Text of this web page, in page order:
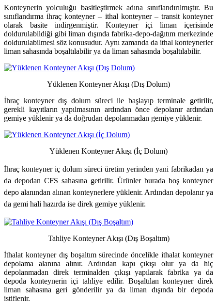
Konteynerin yolculuğu basitleştirmek adına sınıflandırılmıştır. Bu
sınıflandırma ihraç konteyner – ithal konteyner – transit konteyner
olarak basite indirgenmiştir. Konteyner içi liman içerisinde
doldurulabildiği gibi liman dışında fabrika-depo-dağıtım merkezinde
doldurulabilmesi söz konusudur. Aynı zamanda da ithal konteynerler
liman sahasında boşaltılabilir ya da liman sahasında boşaltılabilir.
Yüklenen Konteyner Akışı (Dış Dolum)
İhraç konteyner dış dolum süreci ile başlayıp terminale getirilir,
gerekli kayıtların yapılmasının ardından önce depolanır ardından
gemiye yüklenir ya da doğrudan depolanmadan gemiye yüklenir.
Yüklenen Konteyner Akışı (İç Dolum)
İhraç konteyner iç dolum süreci üretim yerinden yani fabrikadan ya
da depodan CFS sahasına getirilir. Ürünler burada boş konteyner
depo alanından alınan konteynerlere yüklenir. Ardından depolanır ya
da gemi hali hazırda ise direk gemiye yüklenir.
Tahliye Konteyner Akışı (Dış Boşaltım)
İthalat konteyner dış boşaltım sürecinde öncelikle ithalat konteyner
depolama alanına alınır. Ardından kapı çıkışı olur ya da hiç
depolanmadan direk terminalden çıkışı yapılarak fabrika ya da
depoda konteynerin içi tahliye edilir. Boşaltılan konteyner direk
liman sahasına geri gönderilir ya da liman dışında bir depoda
istiflenir.